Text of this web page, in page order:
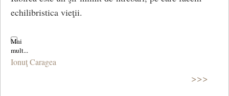
echilibristica vieţii.
Ionuţ Caragea
>>>